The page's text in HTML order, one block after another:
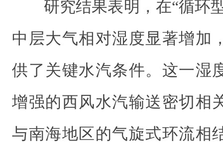
研究结果表明，在“循环
中层大气相对湿度显著增加
供了关键水汽条件。这一湿
增强的西风水汽输送密切相
与南海地区的气旋式环流相